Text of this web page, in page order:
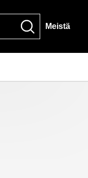
Meistä